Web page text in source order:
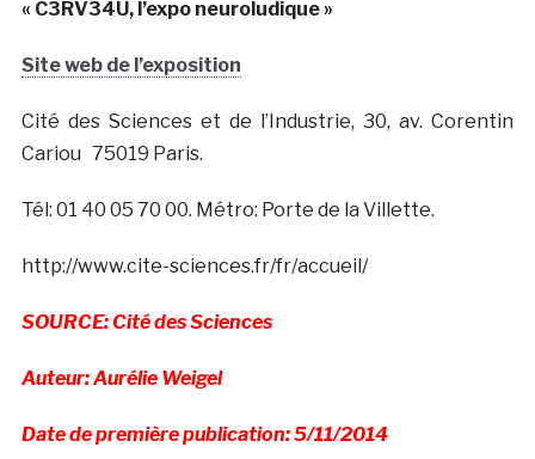
« C3RV34U, l’expo neuroludique »
Site web de l’exposition
Cité des Sciences et de l’Industrie, 30, av. Corentin
Cariou 75019 Paris.
Tél: 01 40 05 70 00. Métro: Porte de la Villette.
http://www.cite-sciences.fr/fr/accueil/
SOURCE: Cité des Sciences
Auteur: Aurélie Weigel
Date de première publication: 5/11/2014